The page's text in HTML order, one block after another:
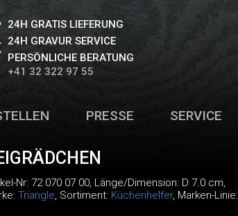
24H GRATIS LIEFERUNG
24H GRAVUR SERVICE
PERSÖNLICHE BERATUNG
+41 32 322 97 55
PRESSE SERVICE
Nr: 72 070 07 00, Länge/Dimension: D 7.0 cm,
Triangle, Sortiment: Küchenhelfer, Marken-Linie: